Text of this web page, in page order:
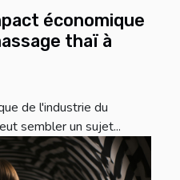
économique
thaï à
de l'industrie du
sembler un sujet...